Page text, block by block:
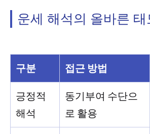
운세 해석의 올바른 태
구분 접근 방법
긍정적
해석
동기부여 수단으
로 활용